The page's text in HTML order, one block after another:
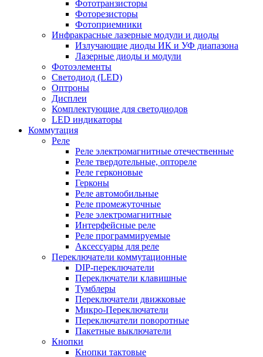
Фототранзисторы
Фоторезисторы
Фотоприемники
Инфракрасные лазерные модули и диоды
Излучающие диоды ИК и УФ диапазона
Лазерные диоды и модули
Фотоэлементы
Светодиод (LED)
Оптроны
Дисплеи
Комплектующие для светодиодов
LED индикаторы
Коммутация
Реле
Реле электромагнитные отечественные
Реле твердотельные, оптореле
Реле герконовые
Герконы
Реле автомобильные
Реле промежуточные
Реле электромагнитные
Интерфейсные реле
Реле программируемые
Аксессуары для реле
Переключатели коммутационные
DIP-переключатели
Переключатели клавишные
Тумблеры
Переключатели движковые
Микро-Переключатели
Переключатели поворотные
Пакетные выключатели
Кнопки
Кнопки тактовые